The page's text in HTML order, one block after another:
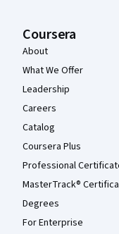
Coursera
About
What We Offer
Leadership
Careers
Catalog
Coursera Plus
Professional
MasterTrack®
Degrees
For Enterprise